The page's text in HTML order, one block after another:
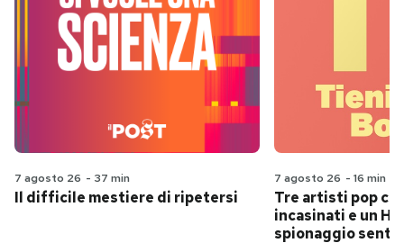
7 agosto 26 - 37 min
Il difficile mestiere di ripetersi
7 agosto 26 - 16 min
Tre artisti pop
incasinati e un
spionaggio